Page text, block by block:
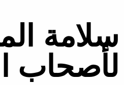
سلامة
لأصحاب